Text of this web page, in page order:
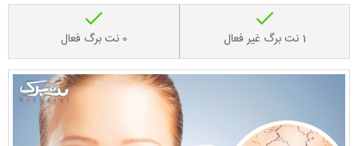
1 نت برگ غیر فعال 0 نت برگ فعال